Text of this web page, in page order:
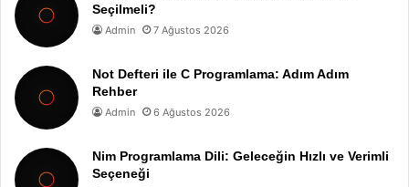
Seçilmeli?
Admin 7 Ağustos 2026
Not Defteri ile C Programlama: Adım Adım
Rehber
Admin 6 Ağustos 2026
Nim Programlama Dili: Geleceğin Hızlı ve Verimli
Seçeneği